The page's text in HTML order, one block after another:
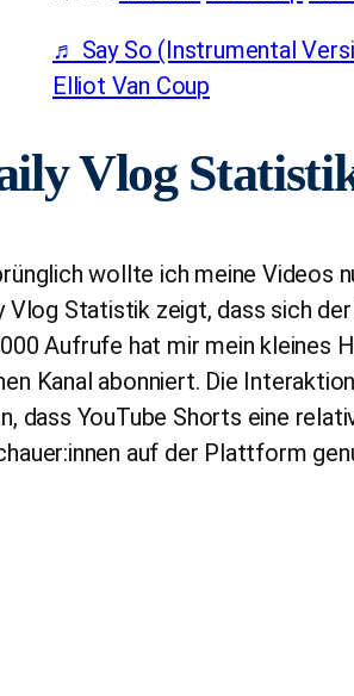
♬ Say So (Instrumental
Elliot Van Coup
Vlog
wollte ich meine Videos
Vlog Statistik zeigt, dass sich
Aufrufe hat mir mein kleines
Kanal abonniert. Die
dass YouTube Shorts eine
auf der Plattform